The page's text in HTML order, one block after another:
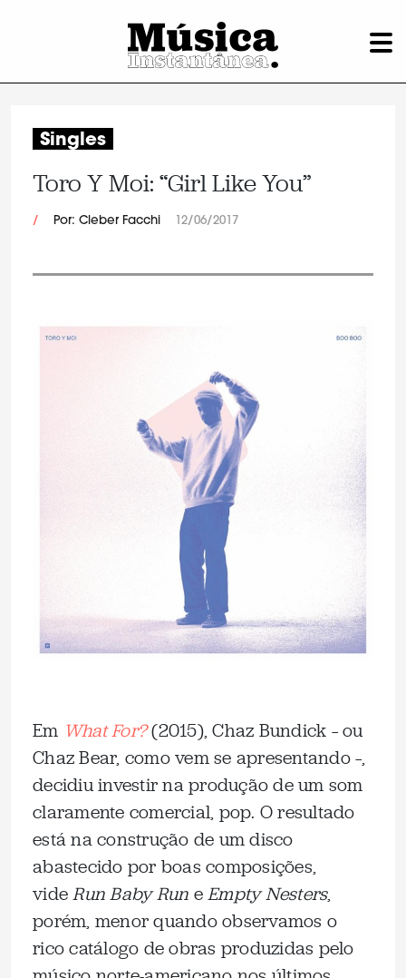
Singles
Toro Y Moi: “Girl Like You”
/ Por: Cleber Facchi 12/06/2017
Em What For? (2015), Chaz Bundick – ou
Chaz Bear, como vem se apresentando –,
decidiu investir na produção de um som
claramente comercial, pop. O resultado
está na construção de um disco
abastecido por boas composições,
videRun Baby Run eEmpty Nesters,
porém, menor quando observamos o
rico catálogo de obras produzidas pelo